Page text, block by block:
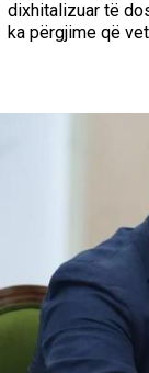
dixhitalizuar të
ka përgjime që